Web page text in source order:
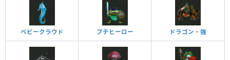
ベビークラウド プチヒーロー ドラゴン・強